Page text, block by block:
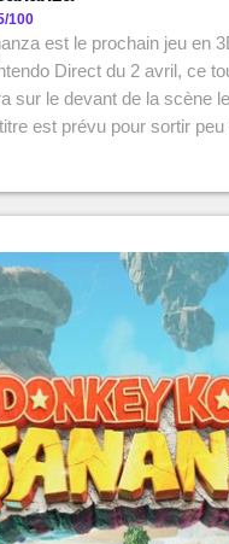
100
est le prochain jeu en
Direct du 2 avril, ce
sur le devant de la scène
est prévu pour sortir